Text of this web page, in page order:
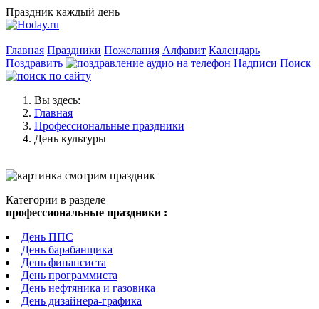
Праздник каждый день
Главная Праздники Пожелания Алфавит Календарь
Поздравить
Надписи Поиск
Вы здесь:
Главная
Профессиональные праздники
День культуры
Категории в разделе
профессиональные праздники :
День ППС
День барабанщика
День финансиста
День программиста
День нефтяника и газовика
День дизайнера-графика